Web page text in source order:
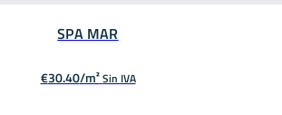
SPA MAR
€30.40 Sin IVA